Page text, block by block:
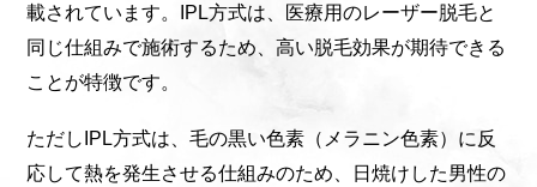
載されています。IPL方式は、医療用のレーザー脱毛と
同じ仕組みで施術するため、高い脱毛効果が期待できる
ことが特徴です。
ただしIPL方式は、毛の黒い色素（メラニン色素）に反
応して熱を発生させる仕組みのため、日焼けした男性の